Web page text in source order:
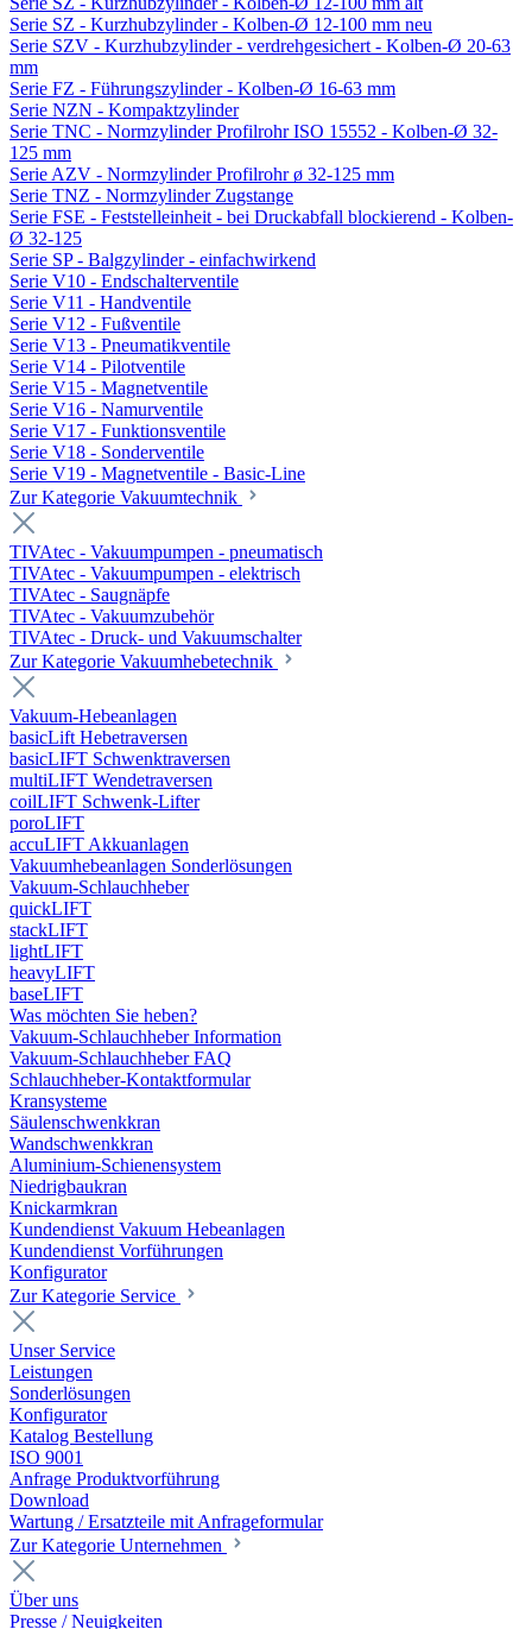
Serie SZ - Kurzhubzylinder - Kolben-Ø 12-100 mm neu
Serie SZV - Kurzhubzylinder - verdrehgesichert - Kolben-Ø 20-63
mm
Serie FZ - Führungszylinder - Kolben-Ø 16-63 mm
Serie NZN - Kompaktzylinder
Serie TNC - Normzylinder Profilrohr ISO 15552 - Kolben-Ø 32-
125 mm
Serie AZV - Normzylinder Profilrohr ø 32-125 mm
Serie TNZ - Normzylinder Zugstange
Serie FSE - Feststelleinheit - bei Druckabfall blockierend - Kolben-
Ø 32-125
Serie SP - Balgzylinder - einfachwirkend
Serie V10 - Endschalterventile
Serie V11 - Handventile
Serie V12 - Fußventile
Serie V13 - Pneumatikventile
Serie V14 - Pilotventile
Serie V15 - Magnetventile
Serie V16 - Namurventile
Serie V17 - Funktionsventile
Serie V18 - Sonderventile
Serie V19 - Magnetventile - Basic-Line
Zur Kategorie Vakuumtechnik
TIVAtec - Vakuumpumpen - pneumatisch
TIVAtec - Vakuumpumpen - elektrisch
TIVAtec - Saugnäpfe
TIVAtec - Vakuumzubehör
TIVAtec - Druck- und Vakuumschalter
Zur Kategorie Vakuumhebetechnik
Vakuum-Hebeanlagen
basicLift Hebetraversen
basicLIFT Schwenktraversen
multiLIFT Wendetraversen
coilLIFT Schwenk-Lifter
poroLIFT
accuLIFT Akkuanlagen
Vakuumhebeanlagen Sonderlösungen
Vakuum-Schlauchheber
quickLIFT
stackLIFT
lightLIFT
heavyLIFT
baseLIFT
Was möchten Sie heben?
Vakuum-Schlauchheber Information
Vakuum-Schlauchheber FAQ
Schlauchheber-Kontaktformular
Kransysteme
Säulenschwenkkran
Wandschwenkkran
Aluminium-Schienensystem
Niedrigbaukran
Knickarmkran
Kundendienst Vakuum Hebeanlagen
Kundendienst Vorführungen
Konfigurator
Zur Kategorie Service
Unser Service
Leistungen
Sonderlösungen
Konfigurator
Katalog Bestellung
ISO 9001
Anfrage Produktvorführung
Download
Wartung / Ersatzteile mit Anfrageformular
Zur Kategorie Unternehmen
Über uns
Presse / Neuigkeiten